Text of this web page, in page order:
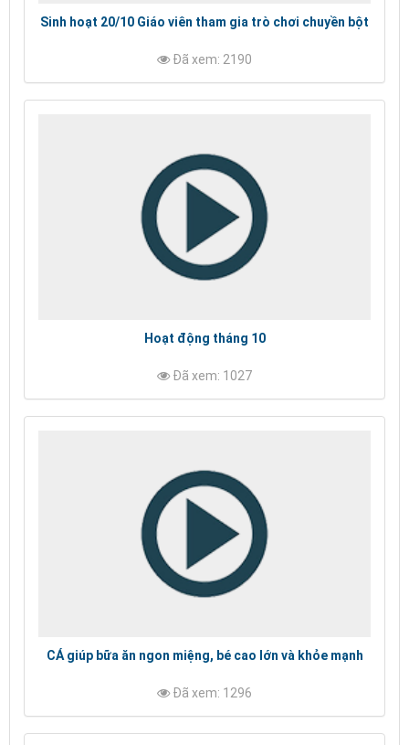
Sinh hoạt 20/10 Giáo viên tham gia trò chơi chuyền bột
Đã xem: 2190
Hoạt động tháng 10
Đã xem: 1027
CÁ giúp bữa ăn ngon miệng, bé cao lớn và khỏe mạnh
Đã xem: 1296